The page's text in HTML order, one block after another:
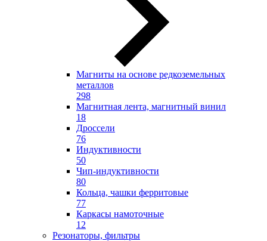
Магниты на основе редкоземельных
металлов
298
Магнитная лента, магнитный винил
18
Дроссели
76
Индуктивности
50
Чип-индуктивности
80
Кольца, чашки ферритовые
77
Каркасы намоточные
12
Резонаторы, фильтры